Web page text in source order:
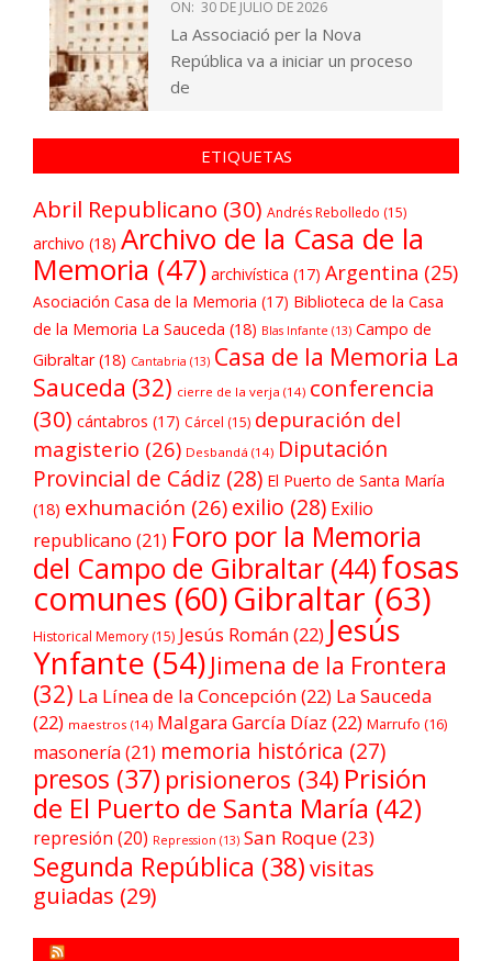
ON: 30 DE JULIO DE 2026
La Associació per la Nova
República va a iniciar un proceso
de
ETIQUETAS
Abril Republicano (30) Andrés Rebolledo (15)
archivo (18) Archivo de la Casa de la
Memoria (47) archivística (17) Argentina (25)
Asociación Casa de la Memoria (17) Biblioteca de la Casa
de la Memoria La Sauceda (18) Blas Infante (13) Campo de
Gibraltar(18) Cantabria (13) Casa de la Memoria La
Sauceda (32) cierre de la verja (14) conferencia
(30) cántabros (17) Cárcel (15) depuración del
magisterio (26) Desbandá (14) Diputación
Provincial de Cádiz (28) El Puerto de Santa María
(18) exhumación (26) exilio (28) Exilio
republicano (21) Foro por la Memoria
del Campo de Gibraltar (44)fosas
comunes (60)Gibraltar(63)
Historical Memory (15) Jesús Román(22) Jesús
Ynfante (54) Jimena de la Frontera
(32) La Línea de la Concepción(22) La Sauceda
(22) maestros (14) Malgara García Díaz (22) Marrufo (16)
masonería (21) memoria histórica (27)
presos (37) prisioneros (34) Prisión
de El Puerto de Santa María (42)
represión (20) Repression (13) San Roque(23)
Segunda República (38)visitas
guiadas (29)